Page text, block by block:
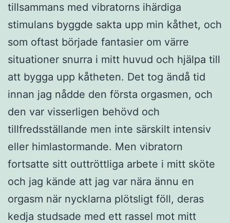
tillsammans med vibratorns ihärdiga
stimulans byggde sakta upp min kåthet, och
som oftast började fantasier om värre
situationer snurra i mitt huvud och hjälpa till
att bygga upp kåtheten. Det tog ändå tid
innan jag nådde den första orgasmen, och
den var visserligen behövd och
tillfredsställande men inte särskilt intensiv
eller himlastormande. Men vibratorn
fortsatte sitt outtröttliga arbete i mitt sköte
och jag kände att jag var nära ännu en
orgasm när nycklarna plötsligt föll, deras
kedja studsade med ett rassel mot mitt